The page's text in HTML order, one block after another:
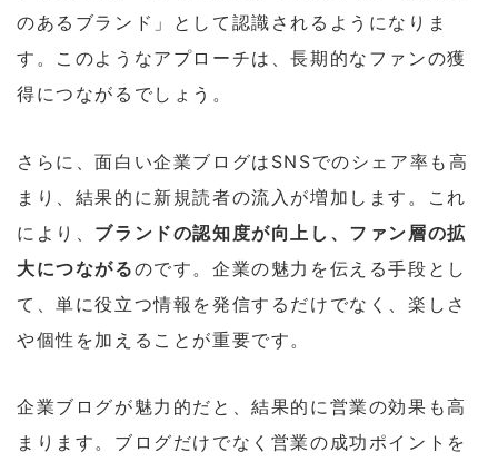
のあるブランド」として認識されるようになりま
す。このようなアプローチは、長期的なファンの獲
得につながるでしょう。
さらに、面白い企業ブログはSNSでのシェア率も高
まり、結果的に新規読者の流入が増加します。これ
により、 ブランドの認知度が向上し、ファン層の拡
大につながるのです。企業の魅力を伝える手段とし
て、単に役立つ情報を発信するだけでなく、楽しさ
や個性を加えることが重要です。
企業ブログが魅力的だと、結果的に営業の効果も高
まります。ブログだけでなく営業の成功ポイントを